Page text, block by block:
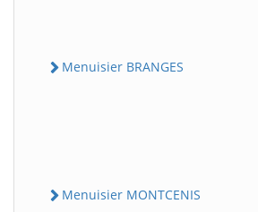
Menuisier BRANGES
Menuisier MONTCENIS